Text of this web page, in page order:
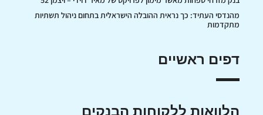
מהנדסי העתיד: כך נראית ההובלה הישראלית בתחום ניהול תשתיות
מתקדמות
דפים ראשיים
הלוואות ללקוחות הבנקים